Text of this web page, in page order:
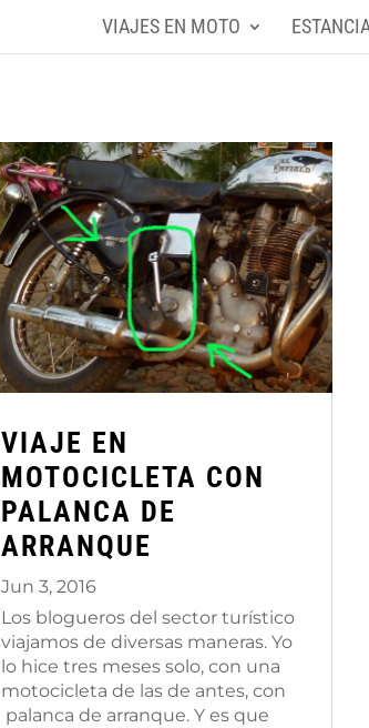
VIAJES EN MOTO
VIAJE EN
MOTOCICLETA CON
PALANCA DE
ARRANQUE
Jun 3, 2016
Los blogueros del sector turístico
viajamos de diversas maneras. Yo
lo hice tres meses solo, con una
motocicleta de las de antes, con
palanca de arranque. Y es que